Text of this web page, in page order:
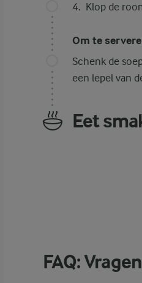
Klop de
Om te
Schenk de
een lepel van
Eet
FAQ: